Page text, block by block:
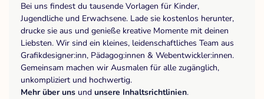
Bei uns findest du tausende Vorlagen für Kinder,
Jugendliche und Erwachsene. Lade sie kostenlos herunter,
drucke sie aus und genieße kreative Momente mit deinen
Liebsten. Wir sind ein kleines, leidenschaftliches Team aus
Grafikdesigner:inn, Pädagog:innen & Webentwickler:innen.
Gemeinsam machen wir Ausmalen für alle zugänglich,
unkompliziert und hochwertig.
Mehr über uns und unsere Inhaltsrichtlinien.